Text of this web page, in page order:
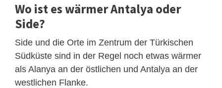
Wo ist es wärmer Antalya oder
Side?
Side und die Orte im Zentrum der Türkischen
Südküste sind in der Regel noch etwas wärmer
als Alanya an der östlichen und Antalya an der
westlichen Flanke.